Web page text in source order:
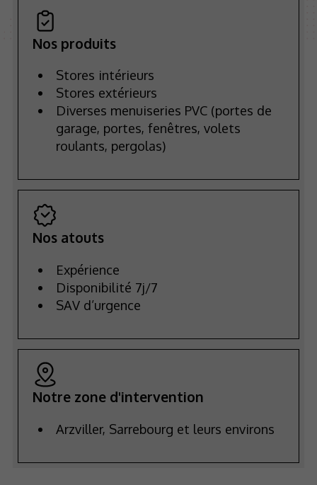
Nos produits
Stores intérieurs
Stores extérieurs
Diverses menuiseries PVC (portes de
garage, portes, fenêtres, volets
roulants, pergolas)
Nos atouts
Expérience
Disponibilité 7j/7
SAV d’urgence
Notre zone d'intervention
Arzviller, Sarrebourg et leurs environs